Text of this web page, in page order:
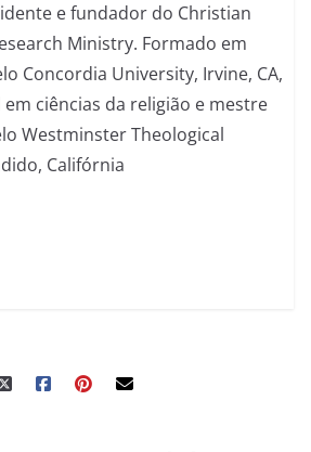
e fundador do Christian
Ministry. Formado em
Concordia University, Irvine, CA,
em ciências da religião e mestre
Westminster Theological
Califórnia